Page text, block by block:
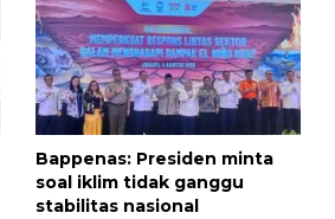
Bappenas: Presiden minta
soal iklim tidak ganggu
stabilitas nasional